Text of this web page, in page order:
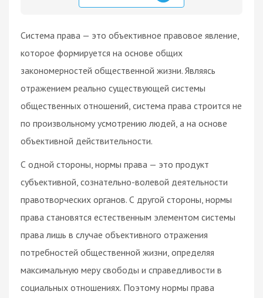
Система права — это объективное правовое явление,
которое формируется на основе общих
закономерностей общественной жизни. Являясь
отражением реально существующей системы
общественных отношений, система права строится не
по произвольному усмотрению людей, а на основе
объективной действительности.
С одной стороны, нормы права — это продукт
субъективной, сознательно-волевой деятельности
правотворческих органов. С другой стороны, нормы
права становятся естественным элементом системы
права лишь в случае объективного отражения
потребностей общественной жизни, определяя
максимальную меру свободы и справедливости в
социальных отношениях. Поэтому нормы права